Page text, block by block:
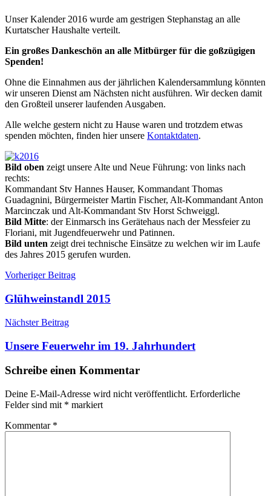
Unser Kalender 2016 wurde am gestrigen Stephanstag an alle
Kurtatscher Haushalte verteilt.
Ein großes Dankeschön an alle Mitbürger für die goßzügigen
Spenden!
Ohne die Einnahmen aus der jährlichen Kalendersammlung könnten
wir unseren Dienst am Nächsten nicht ausführen. Wir decken damit
den Großteil unserer laufenden Ausgaben.
Alle welche gestern nicht zu Hause waren und trotzdem etwas
spenden möchten, finden hier unsere Kontaktdaten.
Bild oben zeigt unsere Alte und Neue Führung: von links nach
rechts:
Kommandant Stv Hannes Hauser, Kommandant Thomas
Guadagnini, Bürgermeister Martin Fischer, Alt-Kommandant Anton
Marcinczak und Alt-Kommandant Stv Horst Schweiggl.
Bild Mitte: der Einmarsch ins Gerätehaus nach der Messfeier zu
Floriani, mit Jugendfeuerwehr und Patinnen.
Bild unten zeigt drei technische Einsätze zu welchen wir im Laufe
des Jahres 2015 gerufen wurden.
Allgemein
DankeKalender
Beitragsnavigation
Vorheriger Beitrag
Glühweinstandl 2015
Nächster Beitrag
Unsere Feuerwehr im 19. Jahrhundert
Schreibe einen Kommentar
Deine E-Mail-Adresse wird nicht veröffentlicht. Erforderliche
Felder sind mit * markiert
Kommentar *